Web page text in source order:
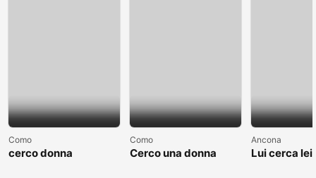
Como
cerco donna
Como
Cerco una donna
Ancona
Lui cerca lei